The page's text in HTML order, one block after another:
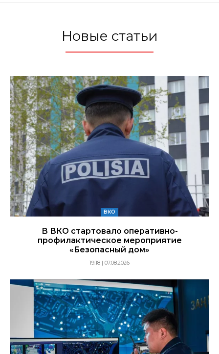
Новые статьи
ВКО
В ВКО стартовало оперативно-
профилактическое мероприятие
«Безопасный дом»
19:18 | 07.08.2026